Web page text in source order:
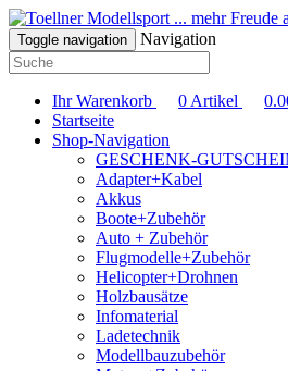
... mehr Freude
Toggle navigation Navigation
Ihr Warenkorb 0 Artikel
Startseite
Shop-Navigation
GESCHENK-
Adapter+Kabel
Akkus
Boote+Zubehör
Auto + Zubehör
Flugmodelle+Zubehör
Helicopter+Drohnen
Holzbausätze
Infomaterial
Ladetechnik
Modellbauzubehör